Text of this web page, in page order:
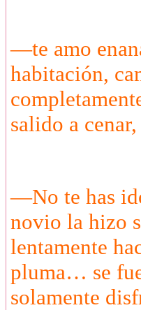
—te amo
habitación,
salido a
—No te has
novio la hizo
lentamente
pluma… se
solamente